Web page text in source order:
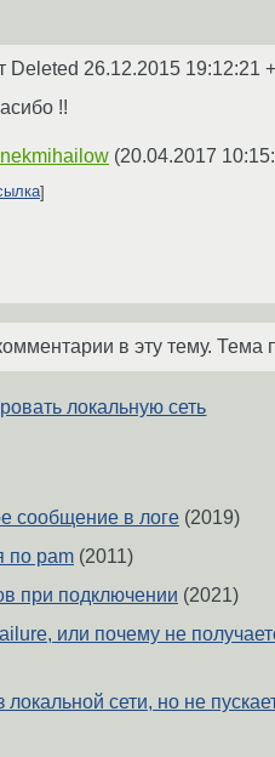
Deleted 26.12.2015 19:12:21
!!
(20.04.2017
в эту тему.
локальную сеть
сообщение в логе (2019)
по pam (2011)
при подключении (2021)
или почему не
локальной сети, но не